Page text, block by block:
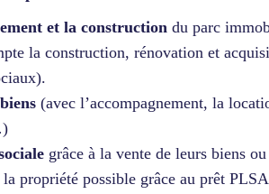
et la construction du parc
la construction, rénovation et
(avec l’accompagnement, la
grâce à la vente de leurs biens
la propriété possible grâce au prêt